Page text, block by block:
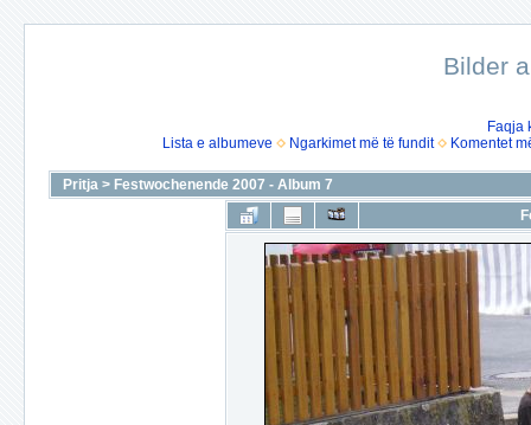
Bilder
Faqja
Lista e albumeve
Ngarkimet më të fundit Komentet
Pritja > Festwochenende 2007 - Album 7